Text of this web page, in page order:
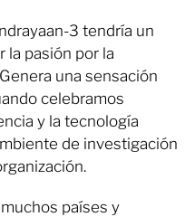
3 tendría un
la pasión por la
una sensación
celebramos
y la tecnología
de investigación
países y